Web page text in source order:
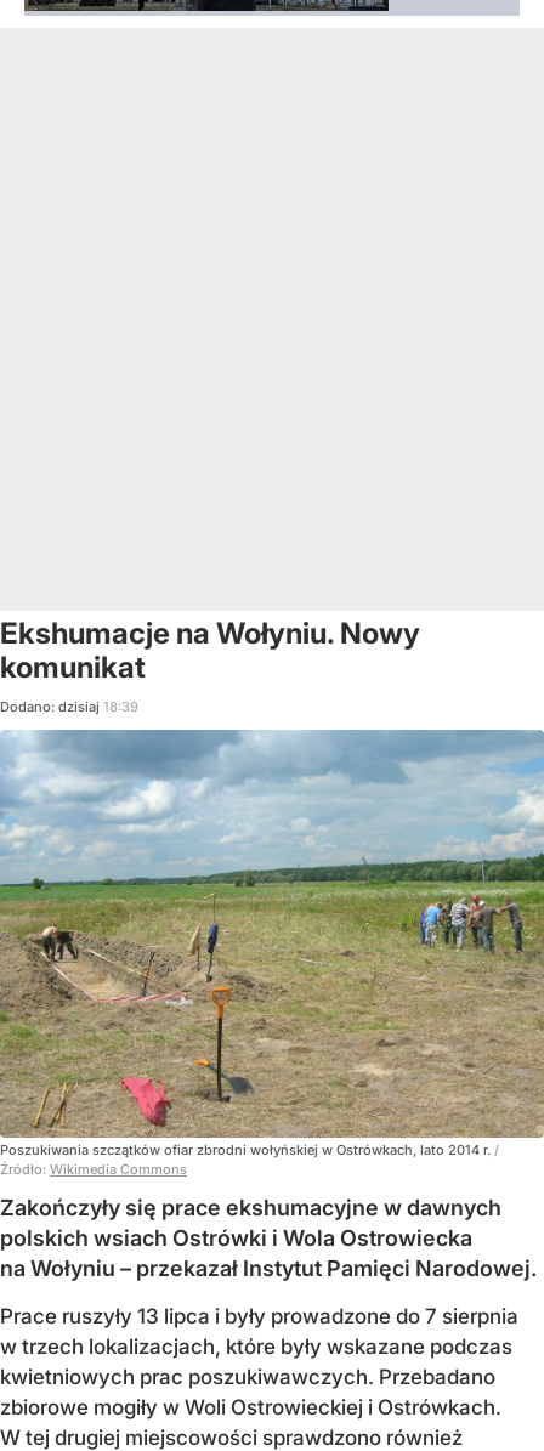
Ekshumacje na Wołyniu. Nowy
komunikat
Dodano: dzisiaj 18:39
Poszukiwania szczątków ofiar zbrodni wołyńskiej w Ostrówkach, lato 2014 r. /
Źródło: Wikimedia Commons
Zakończyły się prace ekshumacyjne w dawnych
polskich wsiach Ostrówki i Wola Ostrowiecka
na Wołyniu – przekazał Instytut Pamięci Narodowej.
Prace ruszyły 13 lipca i były prowadzone do 7 sierpnia
w trzech lokalizacjach, które były wskazane podczas
kwietniowych prac poszukiwawczych. Przebadano
zbiorowe mogiły w Woli Ostrowieckiej i Ostrówkach.
W tej drugiej miejscowości sprawdzono również